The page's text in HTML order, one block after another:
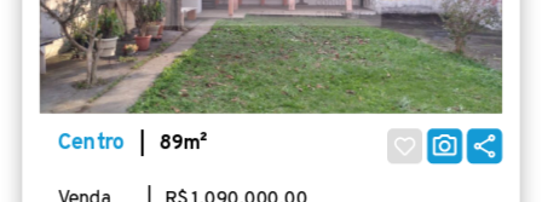
Centro | 89m²